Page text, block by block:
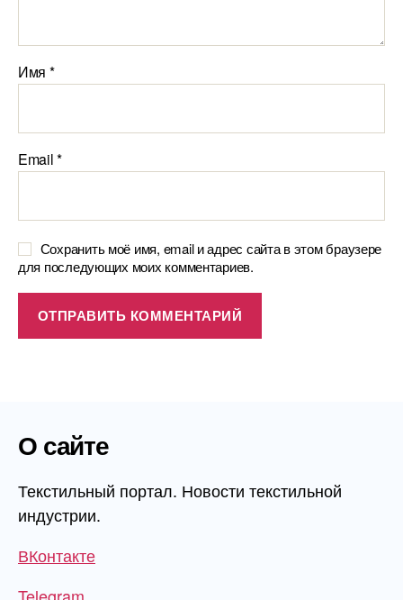
Имя *
Email*
Сохранить моё имя, email и адрес сайта в этом браузере
для последующих моих комментариев.
О сайте
Текстильный портал. Новости текстильной
индустрии.
ВКонтакте
Telegram